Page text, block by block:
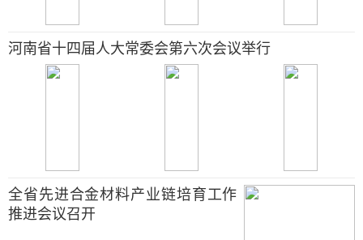
河南省十四届人大常委会第六次会议举行
全省先进合金材料产业链培育工作
推进会议召开